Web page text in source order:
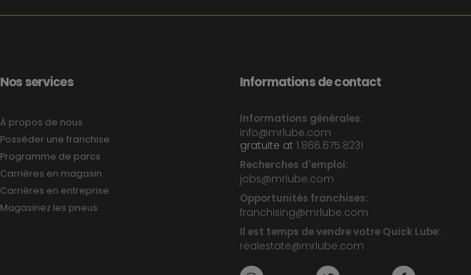
Nos services
À propos de nous
Posséder une franchise
Programme de parcs
Carrières en magasin
Carrières en entreprise
Magasinez les pneus
Informations de contact
Informations générales:
info@mrlube.com
gratuite at 1.866.675.8231
Recherches d'emploi:
jobs@mrlube.com
Opportunités franchises:
franchising@mrlube.com
Il est temps de vendre votre Quick Lube:
realestate@mrlube.com